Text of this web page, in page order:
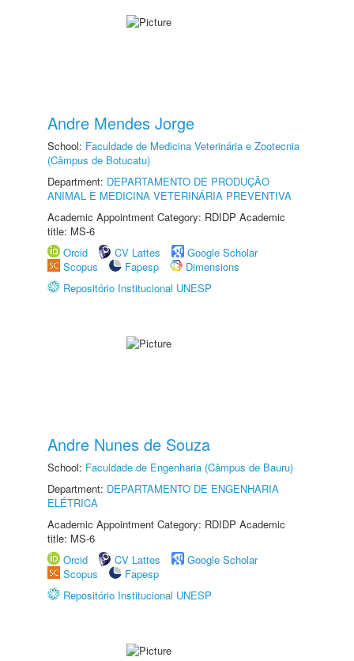
Andre Mendes Jorge
School: Faculdade de Medicina Veterinária e Zootecnia
(Câmpus de Botucatu)
Department: DEPARTAMENTO DE PRODUÇÃO
ANIMAL E MEDICINA VETERINÁRIA PREVENTIVA
Academic Appointment Category: RDIDP Academic
title: MS-6
Orcid
CV Lattes
Google Scholar
Scopus
Fapesp
Dimensions
Repositório Institucional UNESP
Andre Nunes de Souza
School: Faculdade de Engenharia (Câmpus de Bauru)
Department: DEPARTAMENTO DE ENGENHARIA
ELÉTRICA
Academic Appointment Category: RDIDP Academic
title: MS-6
Orcid
CV Lattes
Google Scholar
Scopus
Fapesp
Repositório Institucional UNESP